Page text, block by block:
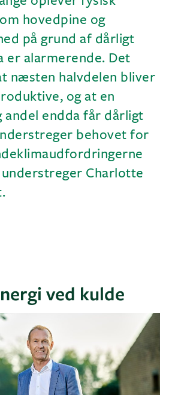
hovedpine og
på grund af dårligt
er alarmerende. Det
næsten halvdelen bliver
og at en
andel endda får dårligt
behovet for
Charlotte
ved kulde